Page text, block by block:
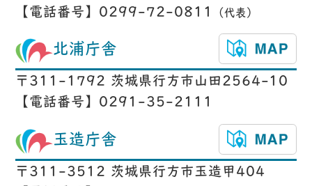
【電話番号】0299-72-0811
（代表）
北浦庁舎
〒311-1792 茨城県行方市山田2564-10
【電話番号】0291-35-2111
玉造庁舎
〒311-3512 茨城県行方市玉造甲404